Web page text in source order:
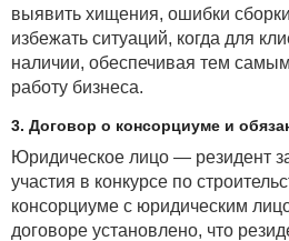
выявить хищения, ошибки
избежать ситуаций, когда для
наличии, обеспечивая тем
работу бизнеса.
3. Договор о консорциуме и
Юридическое лицо — резидент
участия в конкурсе по
консорциуме с юридическим
договоре установлено, что